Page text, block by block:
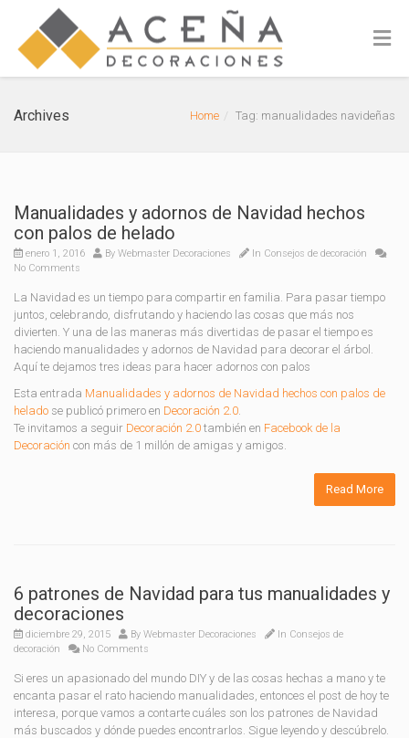
Archives Home Tag: manualidades navideñas
Manualidades y adornos de Navidad hechos
con palos de helado
enero 1, 2016 By Webmaster Decoraciones In Consejos de decoración
No Comments
La Navidad es un tiempo para compartir en familia. Para pasar tiempo
juntos, celebrando, disfrutando y haciendo las cosas que más nos
divierten. Y una de las maneras más divertidas de pasar el tiempo es
haciendo manualidades y adornos de Navidad para decorar el árbol.
Aquí te dejamos tres ideas para hacer adornos con palos
Esta entrada Manualidades y adornos de Navidad hechos con palos de
helado se publicó primero en Decoración 2.0.
Te invitamos a seguir Decoración 2.0 también en Facebook de la
Decoración con más de 1 millón de amigas y amigos.
Read More
6 patrones de Navidad para tus manualidades y
decoraciones
diciembre 29, 2015 By Webmaster Decoraciones In Consejos de
decoración
No Comments
Si eres un apasionado del mundo DIY y de las cosas hechas a mano y te
encanta pasar el rato haciendo manualidades, entonces el post de hoy te
interesa, porque vamos a contarte cuáles son los patrones de Navidad
más buscados y dónde puedes encontrarlos. Sigue leyendo y descúbrelo.